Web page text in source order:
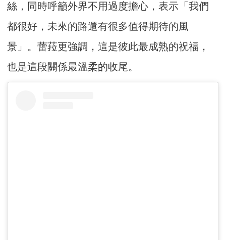
絲，同時呼籲外界不用過度擔心，表示「我們
都很好，未來的路還有很多值得期待的風
景」。蕾菈更強調，這是彼此最成熟的祝福，
也是這段關係最溫柔的收尾。